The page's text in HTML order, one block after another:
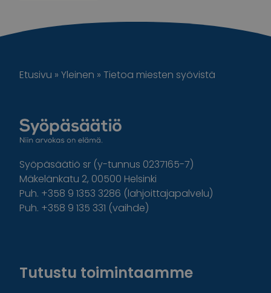
Etusivu » Yleinen » Tietoa miesten syövistä
Syöpäsäätiö sr (y-tunnus 0237165-7)
Mäkelänkatu 2, 00500 Helsinki
Puh. +358 9 1353 3286 (lahjoittajapalvelu)
Puh. +358 9 135 331 (vaihde)
Tutustu toimintaamme